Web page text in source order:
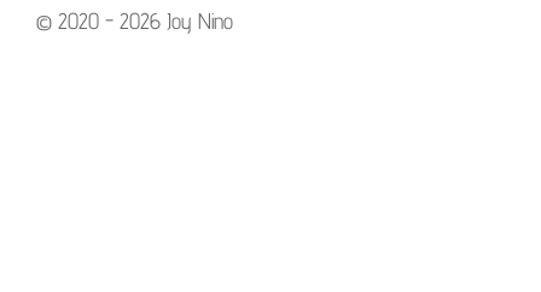
© 2020 - 2026 Joy Nino